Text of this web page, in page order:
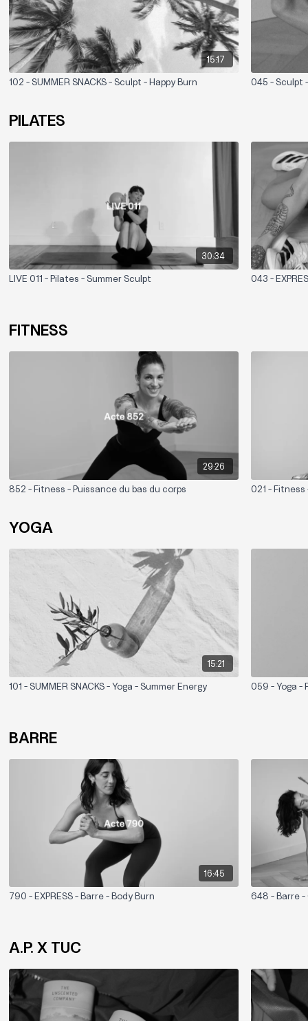
15:17
102 - SUMMER SNACKS - Sculpt - Happy Burn 045 - Sculpt
PILATES
30:34
LIVE 011 - Pilates - Summer Sculpt 043 -
FITNESS
29:26
852 - Fitness - Puissance du bas du corps 021 - Fitness
YOGA
15:21
101 - SUMMER SNACKS - Yoga - Summer Energy 059 - Yoga -
BARRE
16:45
790 - EXPRESS - Barre - Body Burn 648 - Barre -
A.P. X TUC